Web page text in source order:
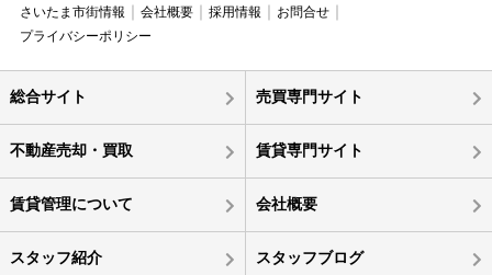
さいたま市街情報
会社概要 採用情報
お問合せ
プライバシーポリシー
総合サイト 売買専門サイト
不動産売却・買取 賃貸専門サイト
賃貸管理について 会社概要
スタッフ紹介 スタッフブログ